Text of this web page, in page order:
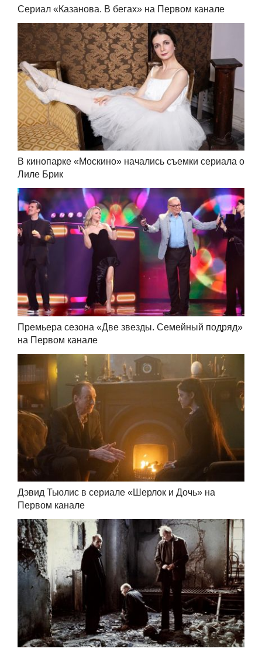
Сериал «Казанова. В бегах» на Первом канале
В кинопарке «Москино» начались съемки сериала о
Лиле Брик
Премьера сезона «Две звезды. Семейный подряд»
на Первом канале
Дэвид Тьюлис в сериале «Шерлок и Дочь» на
Первом канале